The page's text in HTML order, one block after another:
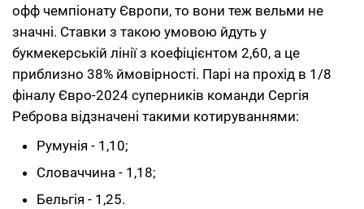
офф чемпіонату Європи, то вони теж вельми не
значні. Ставки з такою умовою йдуть у
букмекерській лінії з коефіцієнтом 2,60, а це
приблизно 38% ймовірності. Парі на прохід в 1/8
фіналу Євро-2024 суперників команди Сергія
Реброва відзначені такими котируваннями:
Румунія - 1,10;
Словаччина - 1,18;
Бельгія - 1,25.